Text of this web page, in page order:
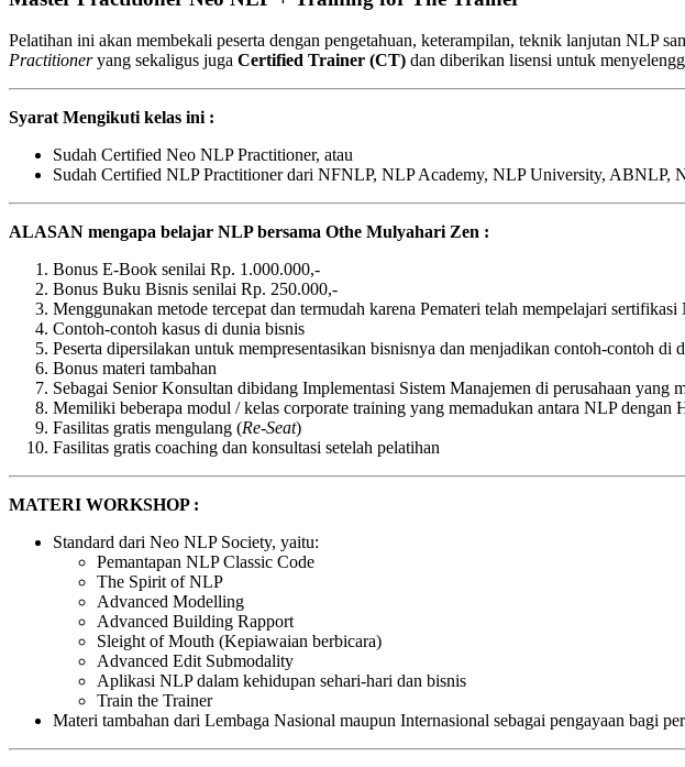
Pelatihan ini akan membekali peserta dengan pengetahuan, keterampilan, teknik lanjutan NLP
Practitioneryang sekaligus juga Certified Trainer (CT) dan diberikan lisensi untuk
Syarat Mengikuti kelas ini :
Sudah Certified Neo NLP Practitioner, atau
Sudah Certified NLP Practitioner dari NFNLP, NLP Academy, NLP University, ABNLP,
ALASAN mengapa belajar NLP bersama Othe Mulyahari Zen :
Bonus E-Book senilai Rp. 1.000.000,-
Bonus Buku Bisnis senilai Rp. 250.000,-
Menggunakan metode tercepat dan termudah karena Pemateri telah mempelajari
Contoh-contoh kasus di dunia bisnis
Peserta dipersilakan untuk mempresentasikan bisnisnya dan menjadikan contoh-contoh di
Bonus materi tambahan
Sebagai Senior Konsultan dibidang Implementasi Sistem Manajemen di perusahaan
Memiliki beberapa modul / kelas corporate training yang memadukan antara NLP dengan
Fasilitas gratis mengulang (Re-Seat)
Fasilitas gratis coaching dan konsultasi setelah pelatihan
MATERI WORKSHOP :
Standard dari Neo NLP Society, yaitu:
Pemantapan NLP Classic Code
The Spirit of NLP
Advanced Modelling
Advanced Building Rapport
Sleight of Mouth (Kepiawaian berbicara)
Advanced Edit Submodality
Aplikasi NLP dalam kehidupan sehari-hari dan bisnis
Train the Trainer
Materi tambahan dari Lembaga Nasional maupun Internasional sebagai pengayaan bagi